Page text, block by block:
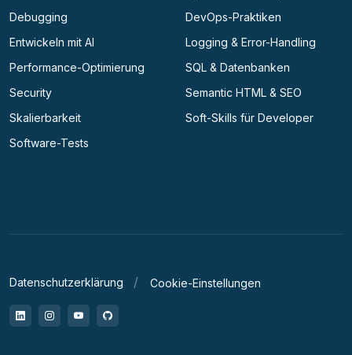
Debugging
DevOps-Praktiken
Entwickeln mit AI
Logging & Error-Handling
Performance-Optimierung
SQL & Datenbanken
Security
Semantic HTML & SEO
Skalierbarkeit
Soft-Skills für Developer
Software-Tests
Datenschutzerklärung Cookie-Einstellungen
LinkedInInstagramYouTubeGitHub